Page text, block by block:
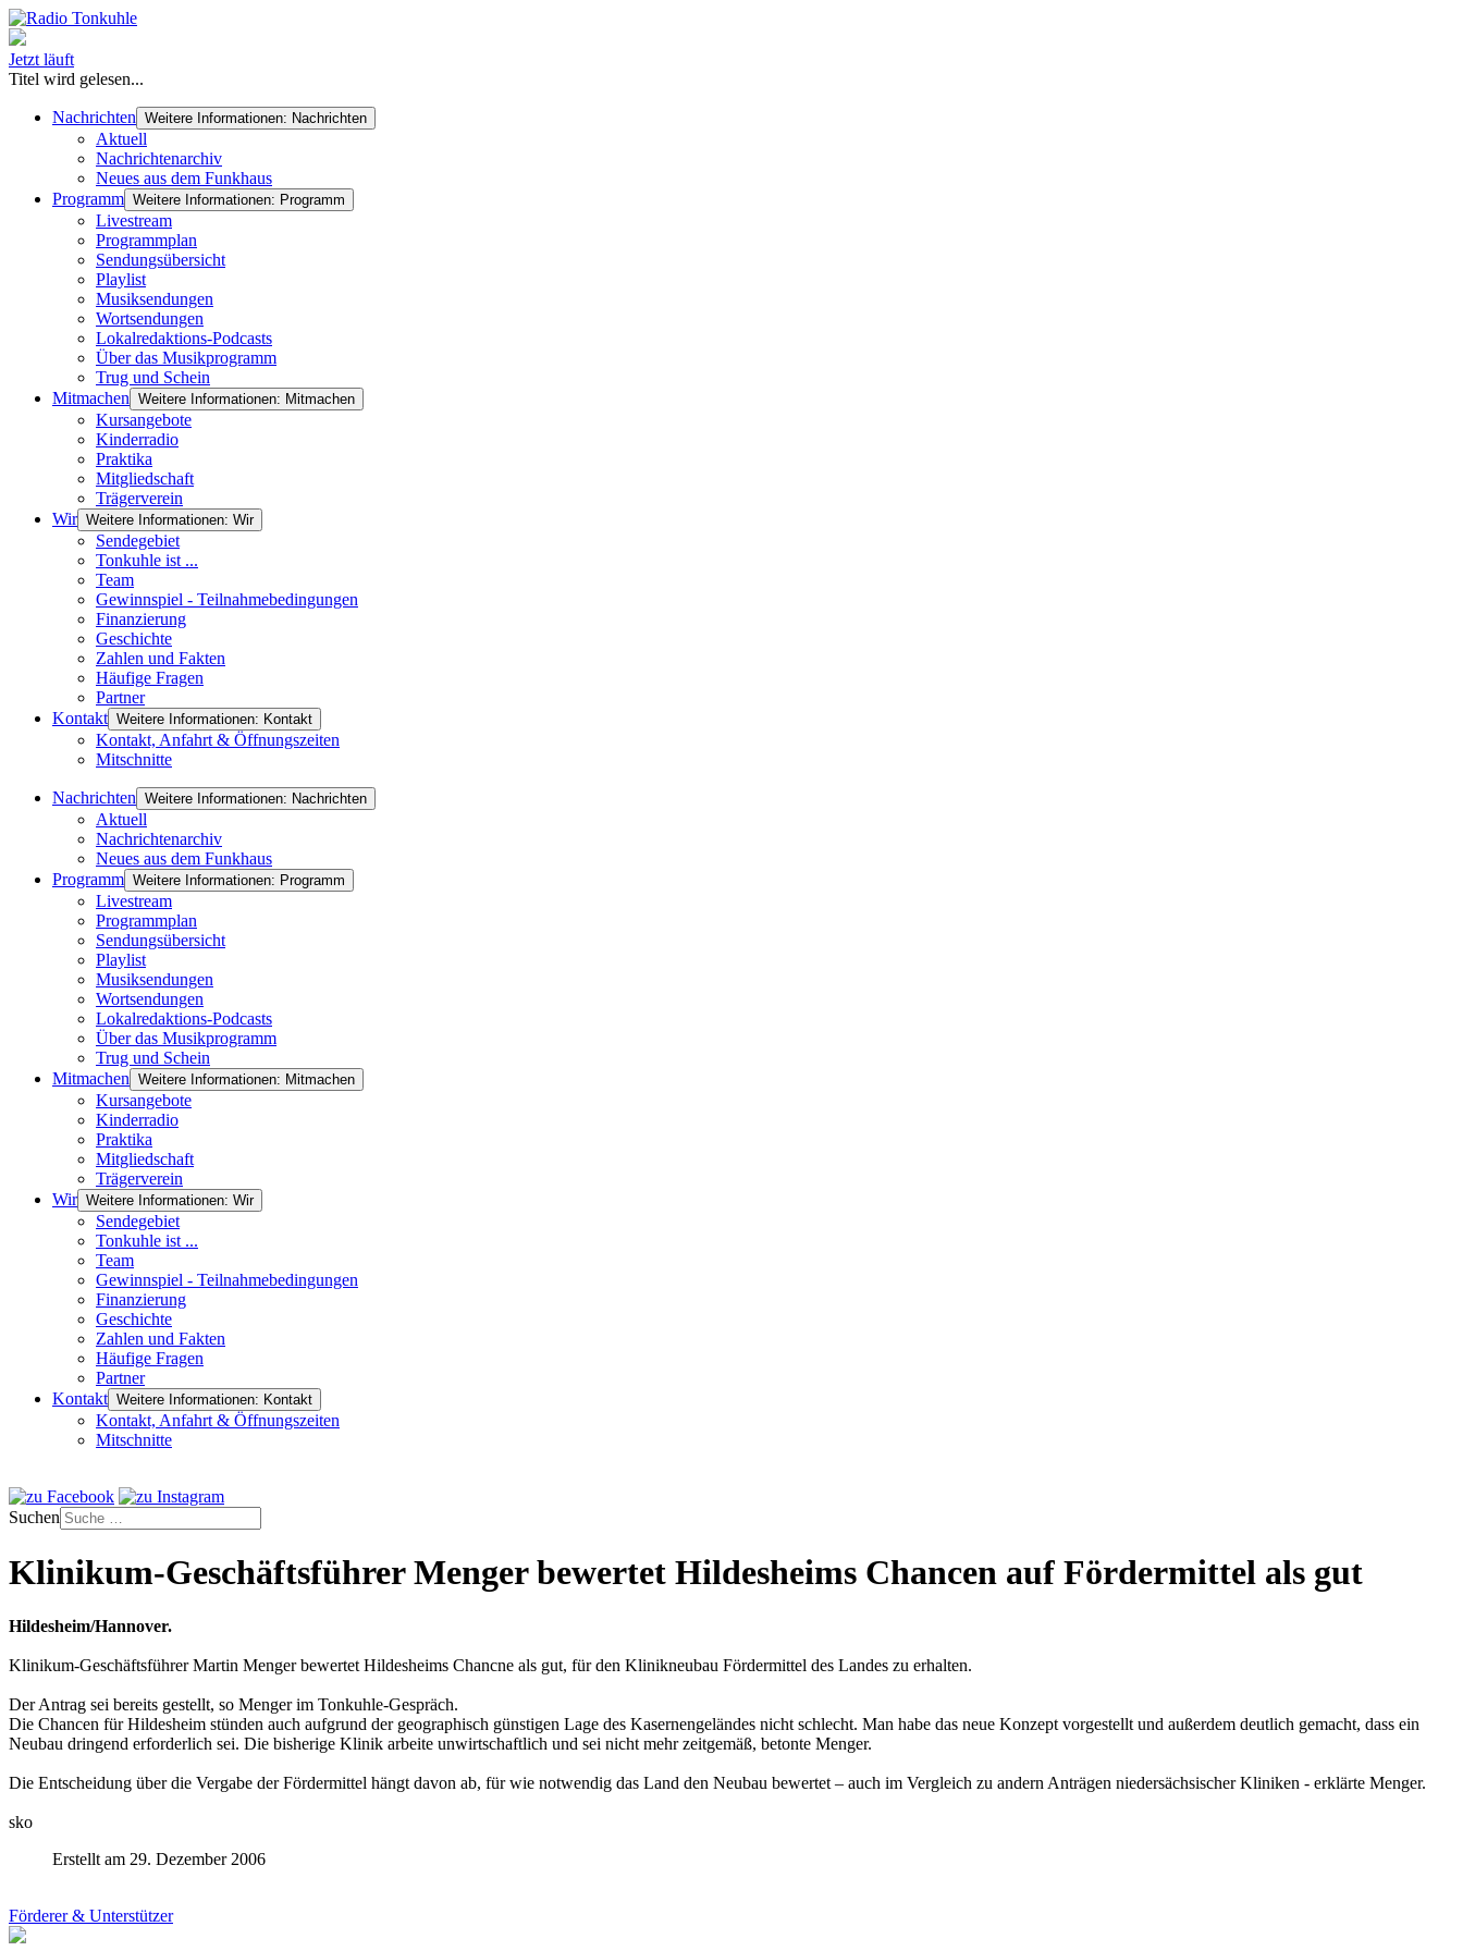
Jetzt läuft
Titel wird gelesen...
Nachrichten Weitere Informationen: Nachrichten
Aktuell
Nachrichtenarchiv
Neues aus dem Funkhaus
Programm Weitere Informationen: Programm
Livestream
Programmplan
Sendungsübersicht
Playlist
Musiksendungen
Wortsendungen
Lokalredaktions-Podcasts
Über das Musikprogramm
Trug und Schein
Mitmachen Weitere Informationen: Mitmachen
Kursangebote
Kinderradio
Praktika
Mitgliedschaft
Trägerverein
Wir Weitere Informationen: Wir
Sendegebiet
Tonkuhle ist ...
Team
Gewinnspiel - Teilnahmebedingungen
Finanzierung
Geschichte
Zahlen und Fakten
Häufige Fragen
Partner
Kontakt Weitere Informationen: Kontakt
Kontakt, Anfahrt & Öffnungszeiten
Mitschnitte
Nachrichten Weitere Informationen: Nachrichten
Aktuell
Nachrichtenarchiv
Neues aus dem Funkhaus
Programm Weitere Informationen: Programm
Livestream
Programmplan
Sendungsübersicht
Playlist
Musiksendungen
Wortsendungen
Lokalredaktions-Podcasts
Über das Musikprogramm
Trug und Schein
Mitmachen Weitere Informationen: Mitmachen
Kursangebote
Kinderradio
Praktika
Mitgliedschaft
Trägerverein
Wir Weitere Informationen: Wir
Sendegebiet
Tonkuhle ist ...
Team
Gewinnspiel - Teilnahmebedingungen
Finanzierung
Geschichte
Zahlen und Fakten
Häufige Fragen
Partner
Kontakt Weitere Informationen: Kontakt
Kontakt, Anfahrt & Öffnungszeiten
Mitschnitte
Suchen
Klinikum-Geschäftsführer Menger bewertet Hildesheims Chancen auf Fördermittel als gut
Hildesheim/Hannover.
Klinikum-Geschäftsführer Martin Menger bewertet Hildesheims Chancne als gut, für den Klinikneubau Fördermittel des Landes zu erhalten.
Der Antrag sei bereits gestellt, so Menger im Tonkuhle-Gespräch.
Die Chancen für Hildesheim stünden auch aufgrund der geographisch günstigen Lage des Kasernengeländes nicht schlecht. Man habe das neue Konzept vorgestellt und außerdem deutlich gemacht, dass ein
Neubau dringend erforderlich sei. Die bisherige Klinik arbeite unwirtschaftlich und sei nicht mehr zeitgemäß, betonte Menger.
Die Entscheidung über die Vergabe der Fördermittel hängt davon ab, für wie notwendig das Land den Neubau bewertet – auch im Vergleich zu andern Anträgen niedersächsischer Kliniken - erklärte Menger.
sko
Erstellt am 29. Dezember 2006
Förderer & Unterstützer